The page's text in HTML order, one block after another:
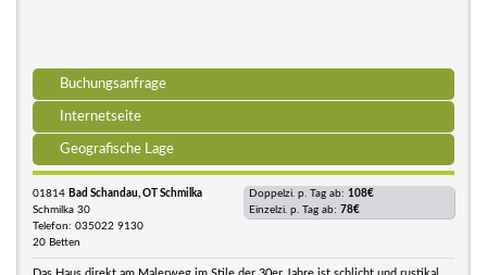
Buchungsanfrage
Internetseite
Geografische Lage
01814 Bad Schandau, OT Schmilka
Schmilka 30
Telefon: 035022 9130
20 Betten
Doppelzi. p. Tag ab: 108€
Einzelzi. p. Tag ab: 78€